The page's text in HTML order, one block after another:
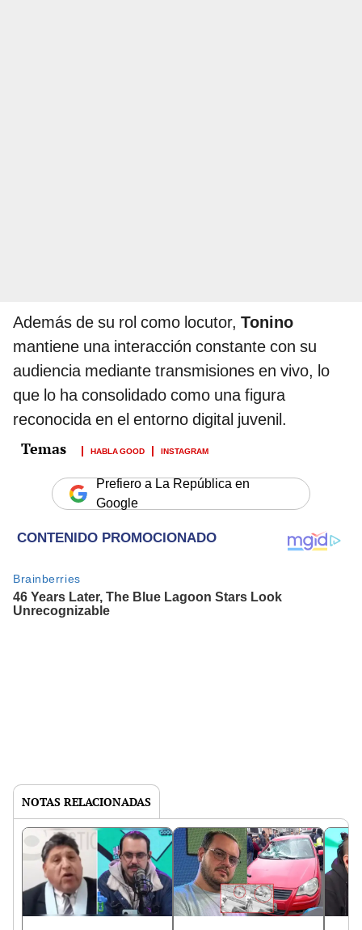
Además de su rol como locutor, Tonino
mantiene una interacción constante con su
audiencia mediante transmisiones en vivo, lo
que lo ha consolidado como una figura
reconocida en el entorno digital juvenil.
HABLA GOOD INSTAGRAM
Prefiero a La República en
Google
NOTAS RELACIONADAS